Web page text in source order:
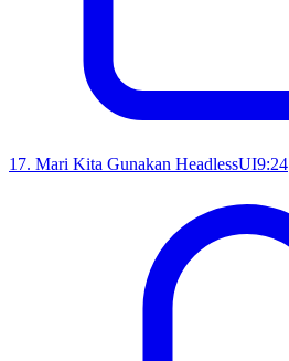
17. Mari Kita Gunakan HeadlessUI9:24